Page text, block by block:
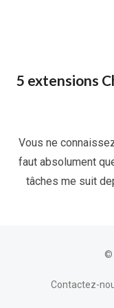
5 extensions
Vous ne
faut absolument
tâches me suit
©
Contactez-